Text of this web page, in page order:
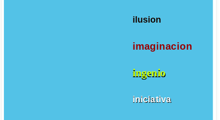
ilusion
imaginacion
ingenio
iniciativa